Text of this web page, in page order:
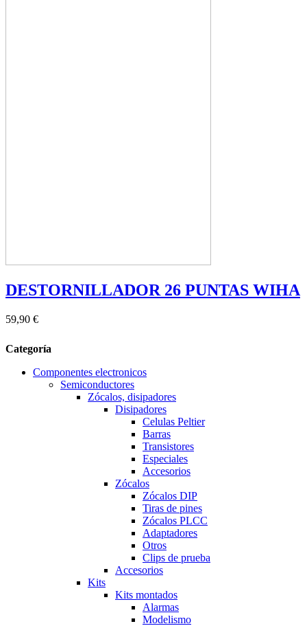
DESTORNILLADOR 26 PUNTAS WIHA
59,90 €
Categoría
Componentes electronicos
Semiconductores
Zócalos, disipadores
Disipadores
Celulas Peltier
Barras
Transistores
Especiales
Accesorios
Zócalos
Zócalos DIP
Tiras de pines
Zócalos PLCC
Adaptadores
Otros
Clips de prueba
Accesorios
Kits
Kits montados
Alarmas
Modelismo